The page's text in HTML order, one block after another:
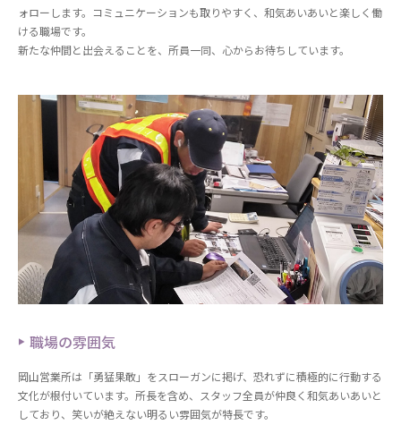
ォローします。コミュニケーションも取りやすく、和気あいあいと楽しく働
ける職場です。
新たな仲間と出会えることを、所員一同、心からお待ちしています。
職場の雰囲気
岡山営業所は「勇猛果敢」をスローガンに掲げ、恐れずに積極的に行動する
文化が根付いています。所長を含め、スタッフ全員が仲良く和気あいあいと
しており、笑いが絶えない明るい雰囲気が特長です。